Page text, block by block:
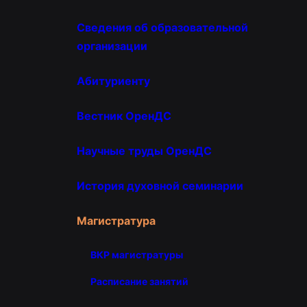
Сведения об образовательной
организации
Абитуриенту
Вестник ОренДС
Научные труды ОренДС
История духовной семинарии
Магистратура
ВКР магистратуры
Расписание занятий